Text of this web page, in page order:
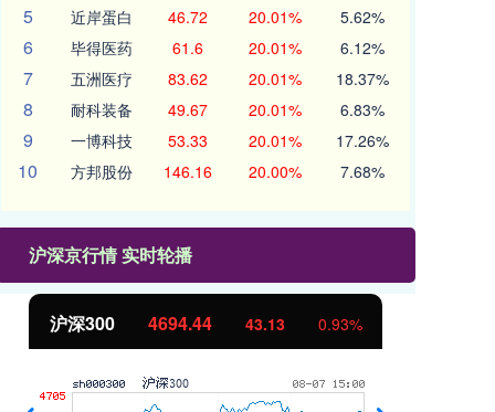
5 近岸蛋白 46.72 20.01% 5.62%
6 毕得医药 61.6 20.01% 6.12%
7 五洲医疗 83.62 20.01% 18.37%
8 耐科装备 49.67 20.01% 6.83%
9 一博科技 53.33 20.01% 17.26%
10 方邦股份 146.16 20.00% 7.68%
沪深京行情 实时轮播
沪深300 4694.44 43.13 0.93%